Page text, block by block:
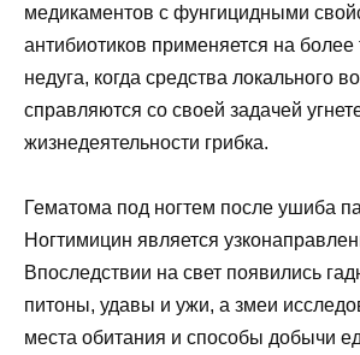
медикаментов с фунгицидными
антибиотиков применяется на
недуга, когда средства локального
справляются со своей задачей
жизнедеятельности грибка.
Гематома под ногтем после ушиба
Ногтимицин является
Впоследствии на свет появились
питоны, удавы и ужи, а змеи
места обитания и способы добычи